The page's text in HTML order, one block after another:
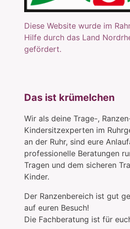
Diese Website wurde im
Hilfe durch das Land
gefördert.
Das ist krümelchen
Wir als deine Trage-,
Kindersitzexperten im
an der Ruhr, sind eure
professionelle Beratungen
Tragen und dem sicheren
Kinder.
Der Ranzenbereich ist gut
auf euren Besuch!
Die Fachberatung ist für